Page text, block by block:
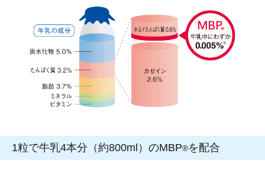
1粒で牛乳4本分（約800ml）のMBP®を配合